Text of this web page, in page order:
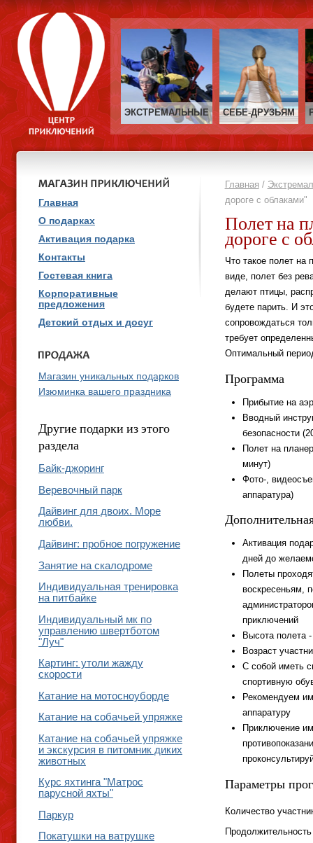
ЭКСТРЕМАЛЬНЫЕ СЕБЕ‑ДРУЗЬЯМ
Главная /
дороге с облаками"
Полет на
дороге с
Что такое полет на
виде, полет без
делают птицы,
будете парить. И
сопровождаться
требует
Оптимальный
Программа
Прибытие на
Вводный
безопасности
Полет на
минут)
Фото-,
аппаратура)
Активация
дней до
Полеты
воскресеньям,
приключений
Высота полета
Возраст
С собой иметь
спортивную
Рекомендуем
аппаратуру
Приключение
Параметры
Количество
Продолжительность
Главная
О подарках
Активация подарка
Контакты
Гостевая книга
Корпоративные
предложения
Детский отдых и досуг
Магазин уникальных подарков
Изюминка вашего праздника
Другие подарки из этого
раздела
Байк-джоринг
Веревочный парк
Дайвинг для двоих. Море
любви.
Дайвинг: пробное погружение
Занятие на скалодроме
Индивидуальная тренировка
на питбайке
Индивидуальный мк по
управлению швертботом
"Луч"
Картинг: утоли жажду
скорости
Катание на мотосноуборде
Катание на собачьей упряжке
Катание на собачьей упряжке
и экскурсия в питомник диких
животных
Курс яхтинга "Матрос
парусной яхты"
Паркур
Покатушки на ватрушке